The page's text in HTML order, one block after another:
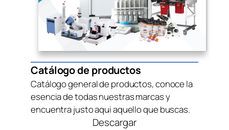
Catálogo de productos
Catálogo general de productos, conoce la
esencia de todas nuestras marcas y
encuentra justo aqui aquello que buscas.
Descargar